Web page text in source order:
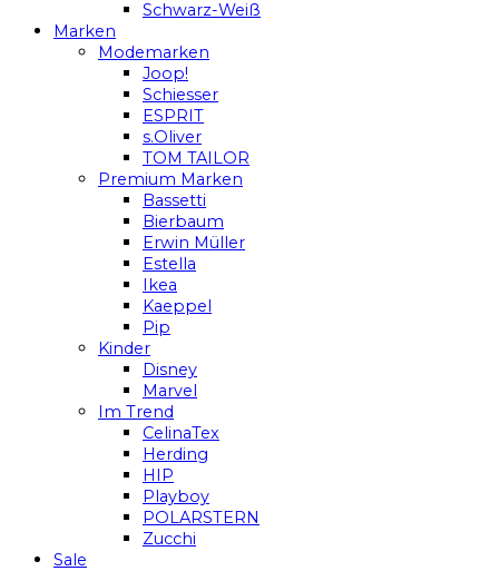
Schwarz-Weiß
Marken
Modemarken
Joop!
Schiesser
ESPRIT
s.Oliver
TOM TAILOR
Premium Marken
Bassetti
Bierbaum
Erwin Müller
Estella
Ikea
Kaeppel
Pip
Kinder
Disney
Marvel
Im Trend
CelinaTex
Herding
HIP
Playboy
POLARSTERN
Zucchi
Sale